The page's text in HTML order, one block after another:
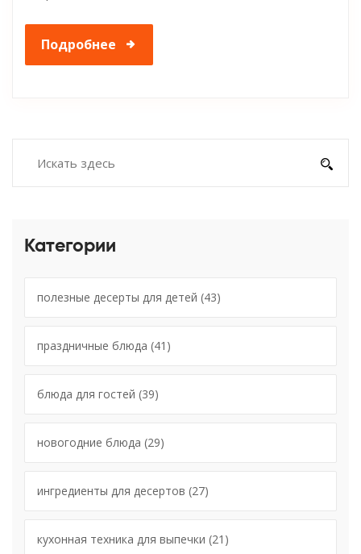
Подробнее
Категории
полезные десерты для детей (43)
праздничные блюда (41)
блюда для гостей (39)
новогодние блюда (29)
ингредиенты для десертов (27)
кухонная техника для выпечки (21)